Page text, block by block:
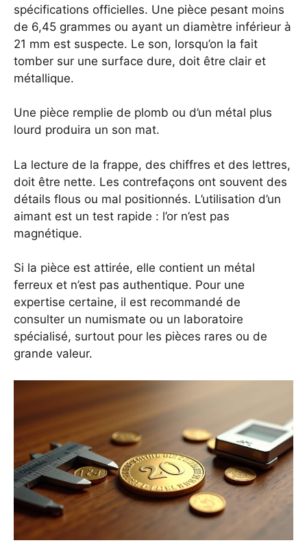
spécifications officielles. Une pièce pesant moins
de 6,45 grammes ou ayant un diamètre inférieur à
21 mm est suspecte. Le son, lorsqu’on la fait
tomber sur une surface dure, doit être clair et
métallique.
Une pièce remplie de plomb ou d’un métal plus
lourd produira un son mat.
La lecture de la frappe, des chiffres et des lettres,
doit être nette. Les contrefaçons ont souvent des
détails flous ou mal positionnés. L’utilisation d’un
aimant est un test rapide : l’or n’est pas
magnétique.
Si la pièce est attirée, elle contient un métal
ferreux et n’est pas authentique. Pour une
expertise certaine, il est recommandé de
consulter un numismate ou un laboratoire
spécialisé, surtout pour les pièces rares ou de
grande valeur.